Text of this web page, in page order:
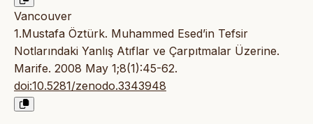
Vancouver
1.Mustafa Öztürk. Muhammed Esed’in Tefsir
Notlarındaki Yanlış Atıflar ve Çarpıtmalar Üzerine.
Marife. 2008 May 1;8(1):45-62.
doi:10.5281/zenodo.3343948